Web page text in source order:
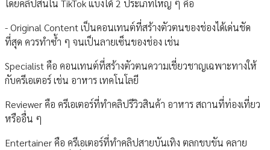
โดยคลิปสั้นใน TikTok แบ่งได้ 2 ประเภทใหญ่ ๆ คือ
- Original Content เป็นคอนเทนต์ที่สร้างตัวตนของช่องได้เด่นชัด
ที่สุด ควรทำซ้ำ ๆ จนเป็นลายเซ็นของช่อง เช่น
Specialist คือ คอนเทนต์ที่สร้างตัวตนความเชี่ยวชาญเฉพาะทางให้
กับครีเอเตอร์ เช่น อาหาร เทคโนโลยี
Reviewer คือ ครีเอเตอร์ที่ทำคลิปรีวิวสินค้า อาหาร สถานที่ท่องเที่ยว
หรืออื่น ๆ
Entertainer คือ ครีเอเตอร์ที่ทำคลิปสายบันเทิง ตลกขบขัน คลาย